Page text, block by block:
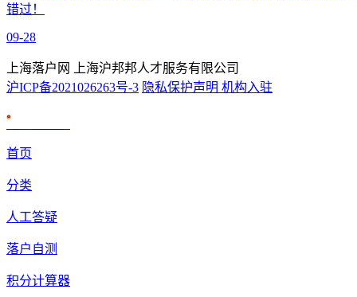
错过！
09-28
上海落户网 上海沪邦邦人才服务有限公司
沪ICP备2021026263号-3 隐私保护声明 机构入驻
首页
分类
人工答疑
落户自测
积分计算器